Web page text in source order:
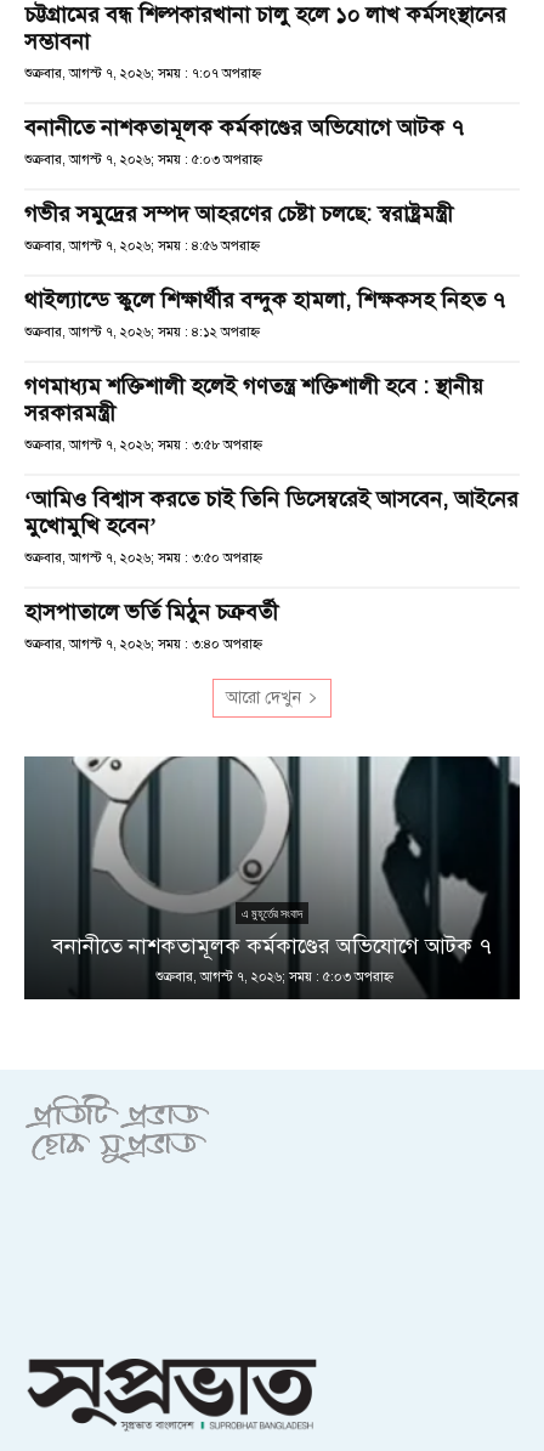
চট্টগ্রামের বন্ধ শিল্পকারখানা চালু হলে ১০ লাখ কর্মসংস্থানের
সম্ভাবনা
শুক্রবার, আগস্ট ৭, ২০২৬; সময় : ৭:০৭ অপরাহ্ণ
বনানীতে নাশকতামূলক কর্মকাণ্ডের অভিযোগে আটক ৭
শুক্রবার, আগস্ট ৭, ২০২৬; সময় : ৫:০৩ অপরাহ্ণ
গভীর সমুদ্রের সম্পদ আহরণের চেষ্টা চলছে: স্বরাষ্ট্রমন্ত্রী
শুক্রবার, আগস্ট ৭, ২০২৬; সময় : ৪:৫৬ অপরাহ্ণ
থাইল্যান্ডে স্কুলে শিক্ষার্থীর বন্দুক হামলা, শিক্ষকসহ নিহত ৭
শুক্রবার, আগস্ট ৭, ২০২৬; সময় : ৪:১২ অপরাহ্ণ
গণমাধ্যম শক্তিশালী হলেই গণতন্ত্র শক্তিশালী হবে : স্থানীয়
সরকারমন্ত্রী
শুক্রবার, আগস্ট ৭, ২০২৬; সময় : ৩:৫৮ অপরাহ্ণ
‘আমিও বিশ্বাস করতে চাই তিনি ডিসেম্বরেই আসবেন, আইনের
মুখোমুখি হবেন’
শুক্রবার, আগস্ট ৭, ২০২৬; সময় : ৩:৫০ অপরাহ্ণ
হাসপাতালে ভর্তি মিঠুন চক্রবর্তী
শুক্রবার, আগস্ট ৭, ২০২৬; সময় : ৩:৪০ অপরাহ্ণ
আরো দেখুন
এ মুহূর্তের সংবাদ
বনানীতে নাশকতামূলক কর্মকাণ্ডের অভিযোগে আটক ৭
শুক্রবার, আগস্ট ৭, ২০২৬; সময় : ৫:০৩ অপরাহ্ণ